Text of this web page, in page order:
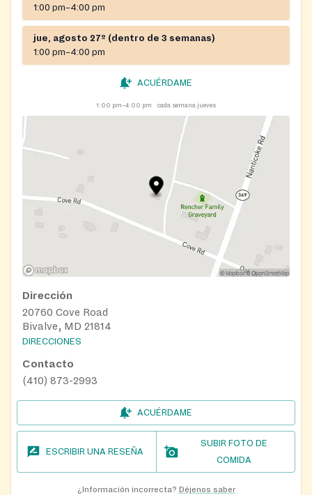
1:00 pm–4:00 pm
jue, agosto 27º (dentro de 3 semanas)
1:00 pm–4:00 pm
ACUÉRDAME
1:00 pm–4:00 pm cada semana jueves
Dirección
20760 Cove Road
Bivalve, MD 21814
DIRECCIONES
Contacto
(410) 873-2993
ACUÉRDAME
ESCRIBIR UNA RESEÑA
SUBIR FOTO DE
COMIDA
¿Información incorrecta? Déjenos saber